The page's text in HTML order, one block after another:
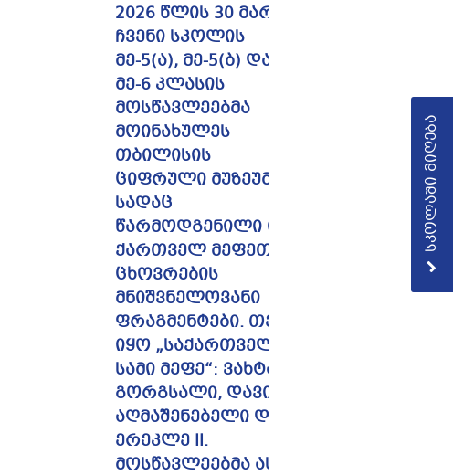
2026 წლის 30 მარტს
ჩვენი სკოლის
მე-5(ა), მე-5(ბ) და
მე-6 კლასის
მოსწავლეებმა
მოინახულეს
თბილისის
ციფრული მუზეუმი,
სადაც
წარმოდგენილი იყო
ქართველ მეფეთა
ცხოვრების
მნიშვნელოვანი
ფრაგმენტები. თემა
იყო „საქართველოს
სამი მეფე“: ვახტანგ
გორგსალი, დავით
აღმაშენებელი და
ერეკლე II.
მოსწავლეებმა ასევე
სკოლაში მიღება